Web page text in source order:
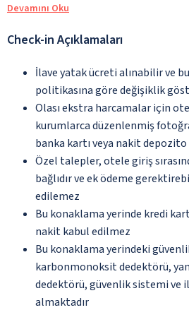
Devamını Oku
Check-in Açıklamaları
İlave yatak ücreti alınabilir ve
politikasına göre değişiklik
Olası ekstra harcamalar için
kurumlarca düzenlenmiş
banka kartı veya nakit
Özel talepler, otele giriş
bağlıdır ve ek ödeme
edilemez
Bu konaklama yerinde kredi
nakit kabul edilmez
Bu konaklama yerindeki
karbonmonoksit dedektörü,
dedektörü, güvenlik sistemi ve
almaktadır